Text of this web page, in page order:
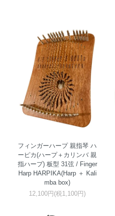
フィンガーハープ 親指琴 ハ
ーピカ(ハープ＋カリンバ 親
指ハープ) 板型 31弦 / Finger
Harp HARPIKA(Harp ＋ Kali
mba box)
12,100円(税1,100円)